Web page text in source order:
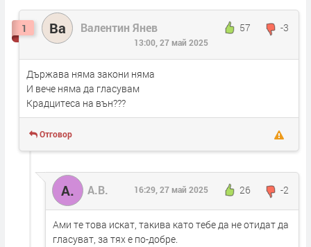
1 Ва Валентин Янев 57 -3
13:00, 27 май 2025
Държава няма закони няма
И вече няма да гласувам
Крадцитеса на вън???
Отговор
А. А.В. 26 -2
16:29, 27 май 2025
Ами те това искат, такива като тебе да не отидат да
гласуват, за тях е по-добре.